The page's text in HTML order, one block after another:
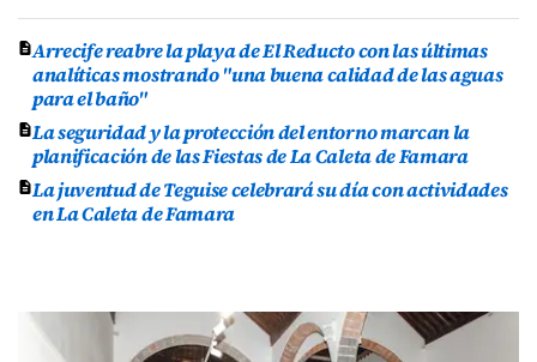
Arrecife reabre la playa de El Reducto con las últimas
analíticas mostrando "una buena calidad de las aguas
para el baño"
La seguridad y la protección del entorno marcan la
planificación de las Fiestas de La Caleta de Famara
La juventud de Teguise celebrará su día con actividades
en La Caleta de Famara